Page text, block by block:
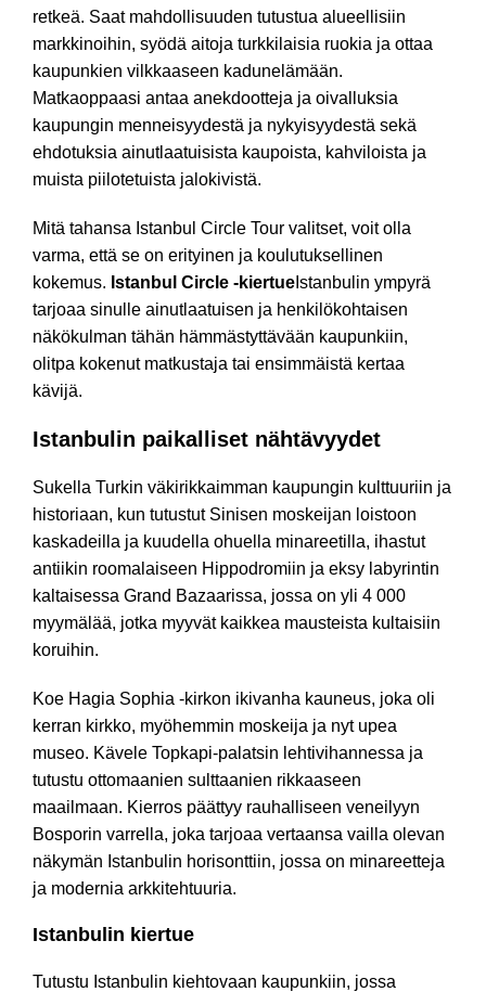
retkeä. Saat mahdollisuuden tutustua alueellisiin
markkinoihin, syödä aitoja turkkilaisia ruokia ja ottaa
kaupunkien vilkkaaseen kadunelämään.
Matkaoppaasi antaa anekdootteja ja oivalluksia
kaupungin menneisyydestä ja nykyisyydestä sekä
ehdotuksia ainutlaatuisista kaupoista, kahviloista ja
muista piilotetuista jalokivistä.
Mitä tahansa Istanbul Circle Tour valitset, voit olla
varma, että se on erityinen ja koulutuksellinen
kokemus. Istanbul Circle -kiertue Istanbulin ympyrä
tarjoaa sinulle ainutlaatuisen ja henkilökohtaisen
näkökulman tähän hämmästyttävään kaupunkiin,
olitpa kokenut matkustaja tai ensimmäistä kertaa
kävijä.
Istanbulin paikalliset nähtävyydet
Sukella Turkin väkirikkaimman kaupungin kulttuuriin ja
historiaan, kun tutustut Sinisen moskeijan loistoon
kaskadeilla ja kuudella ohuella minareetilla, ihastut
antiikin roomalaiseen Hippodromiin ja eksy labyrintin
kaltaisessa Grand Bazaarissa, jossa on yli 4 000
myymälää, jotka myyvät kaikkea mausteista kultaisiin
koruihin.
Koe Hagia Sophia -kirkon ikivanha kauneus, joka oli
kerran kirkko, myöhemmin moskeija ja nyt upea
museo. Kävele Topkapi-palatsin lehtivihannessa ja
tutustu ottomaanien sulttaanien rikkaaseen
maailmaan. Kierros päättyy rauhalliseen veneilyyn
Bosporin varrella, joka tarjoaa vertaansa vailla olevan
näkymän Istanbulin horisonttiin, jossa on minareetteja
ja modernia arkkitehtuuria.
Istanbulin kiertue
Tutustu Istanbulin kiehtovaan kaupunkiin, jossa